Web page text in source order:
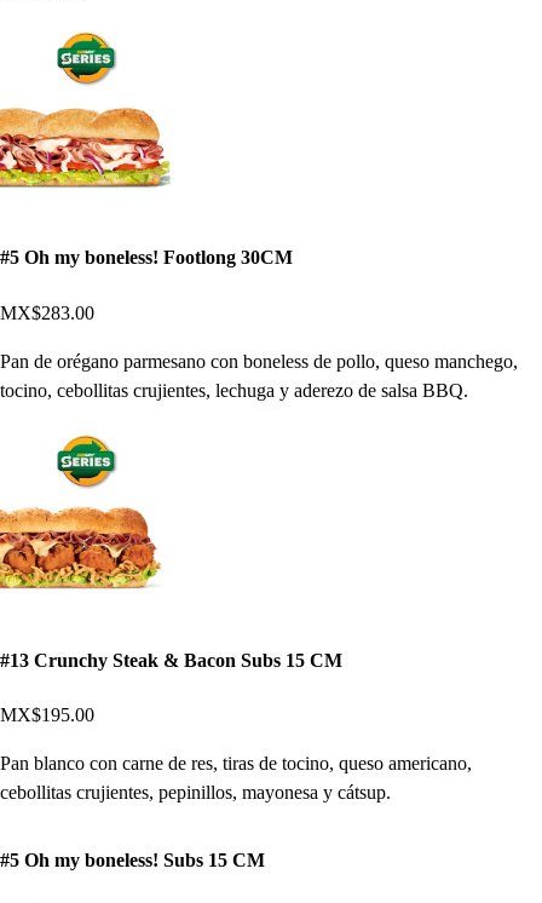
#5 Oh my boneless! Footlong 30CM
MX$283.00
Pan de orégano parmesano con boneless de pollo, queso manchego,
tocino, cebollitas crujientes, lechuga y aderezo de salsa BBQ.
#13 Crunchy Steak & Bacon Subs 15 CM
MX$195.00
Pan blanco con carne de res, tiras de tocino, queso americano,
cebollitas crujientes, pepinillos, mayonesa y cátsup.
#5 Oh my boneless! Subs 15 CM